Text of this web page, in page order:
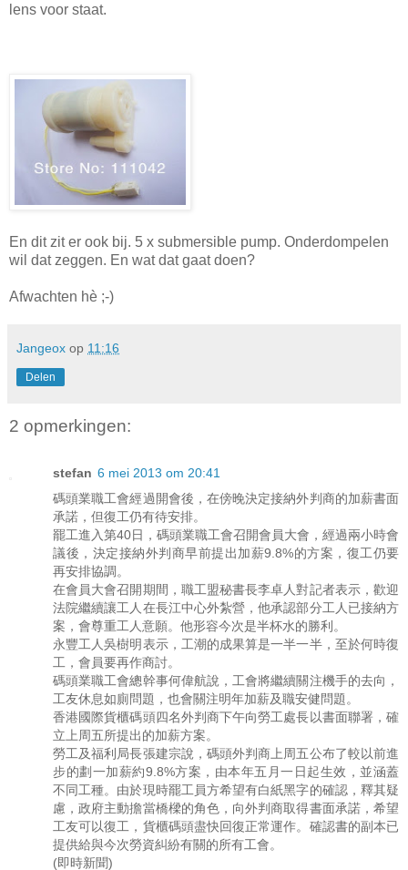
lens voor staat.
En dit zit er ook bij. 5 x submersible pump. Onderdompelen
wil dat zeggen. En wat dat gaat doen?
Afwachten hè ;-)
Jangeox op 11:16
Delen
2 opmerkingen:
stefan 6 mei 2013 om 20:41
碼頭業職工會經過開會後，在傍晚決定接納外判商的加薪書面
承諾，但復工仍有待安排。
罷工進入第40日，碼頭業職工會召開會員大會，經過兩小時會
議後，決定接納外判商早前提出加薪9.8%的方案，復工仍要
再安排協調。
在會員大會召開期間，職工盟秘書長李卓人對記者表示，歡迎
法院繼續讓工人在長江中心外紮營，他承認部分工人已接納方
案，會尊重工人意願。他形容今次是半杯水的勝利。
永豐工人吳樹明表示，工潮的成果算是一半一半，至於何時復
工，會員要再作商討。
碼頭業職工會總幹事何偉航說，工會將繼續關注機手的去向，
工友休息如廁問題，也會關注明年加薪及職安健問題。
香港國際貨櫃碼頭四名外判商下午向勞工處長以書面聯署，確
立上周五所提出的加薪方案。
勞工及福利局長張建宗說，碼頭外判商上周五公布了較以前進
步的劃一加薪約9.8%方案，由本年五月一日起生效，並涵蓋
不同工種。由於現時罷工員方希望有白紙黑字的確認，釋其疑
慮，政府主動擔當橋樑的角色，向外判商取得書面承諾，希望
工友可以復工，貨櫃碼頭盡快回復正常運作。確認書的副本已
提供給與今次勞資糾紛有關的所有工會。
(即時新聞)